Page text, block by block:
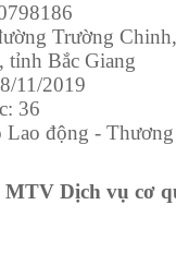
Trường
tỉnh Bắc Giang
11/2019
36
Lao động -
Dịch vụ cơ